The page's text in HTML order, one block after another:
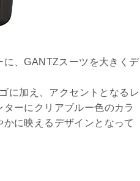
、GANTZスーツを大きくデ
に加え、アクセントとなるレ
ーにクリアブルー色のカラ
に映えるデザインとなって